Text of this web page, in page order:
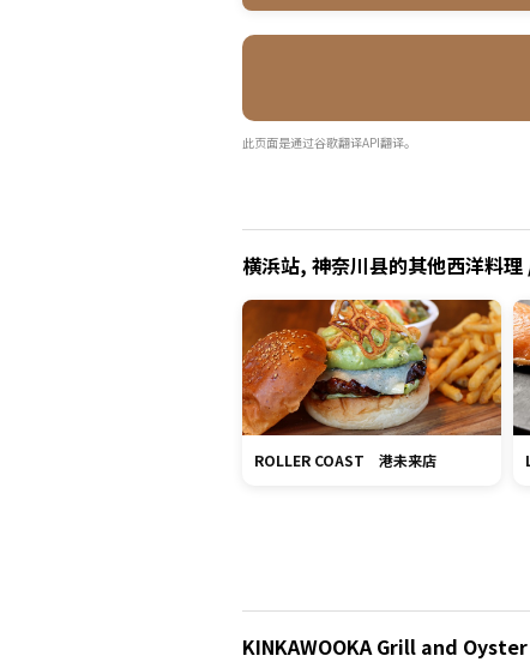
此页面是通过谷歌翻译API翻译。
横浜站, 神奈川县的其他西洋料
ROLLER COAST 港未来店
KINKAWOOKA Grill and